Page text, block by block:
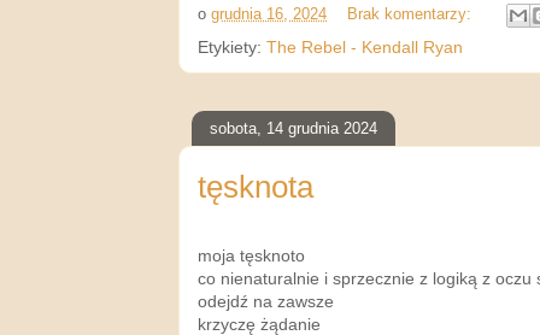
o grudnia 16, 2024
Brak komentarzy:
Etykiety: The Rebel - Kendall Ryan
sobota, 14 grudnia 2024
tęsknota
moja tęsknoto
co nienaturalnie i sprzecznie z logiką z oczu
odejdź na zawsze
krzyczę żądanie